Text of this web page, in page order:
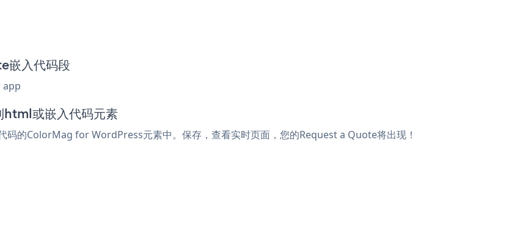
入代码段
app
或嵌入代码元素
的ColorMag for WordPress元素中。保存，查看实时页面，您的Request a Quote将出现！